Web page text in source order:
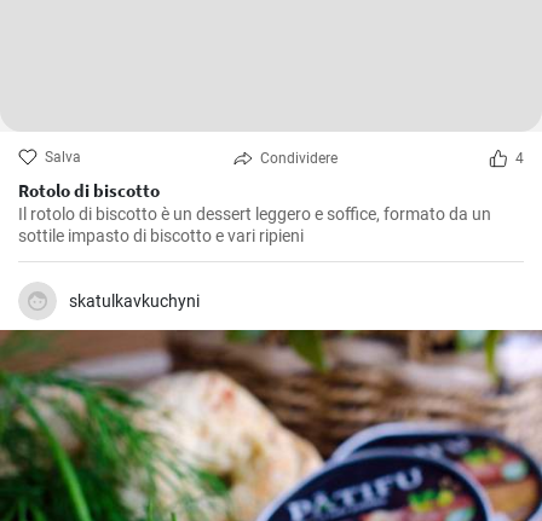
Salva Condividere 4
Rotolo di biscotto
Il rotolo di biscotto è un dessert leggero e soffice, formato da un
sottile impasto di biscotto e vari ripieni
skatulkavkuchyni